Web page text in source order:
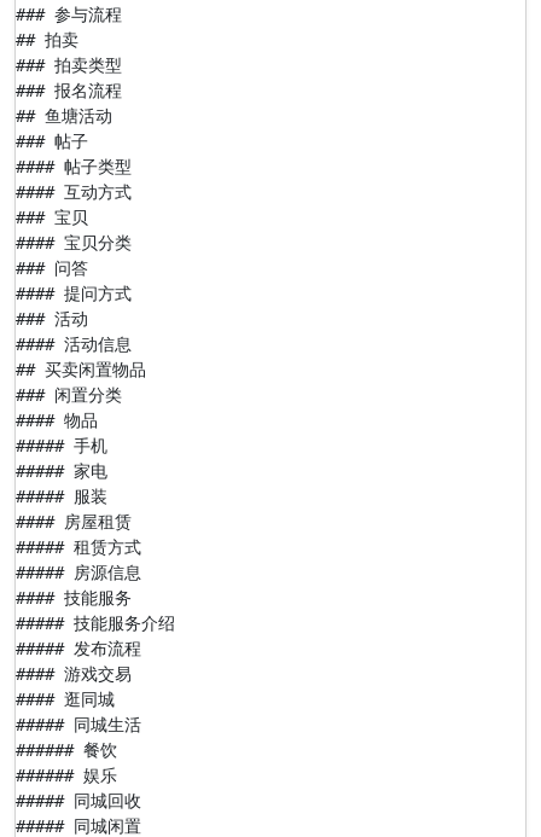
### 参与流程
## 拍卖
### 拍卖类型
### 报名流程
## 鱼塘活动
### 帖子
#### 帖子类型
#### 互动方式
### 宝贝
#### 宝贝分类
### 问答
#### 提问方式
### 活动
#### 活动信息
## 买卖闲置物品
### 闲置分类
#### 物品
##### 手机
##### 家电
##### 服装
#### 房屋租赁
##### 租赁方式
##### 房源信息
#### 技能服务
##### 技能服务介绍
##### 发布流程
#### 游戏交易
#### 逛同城
##### 同城生活
###### 餐饮
###### 娱乐
##### 同城回收
##### 同城闲置